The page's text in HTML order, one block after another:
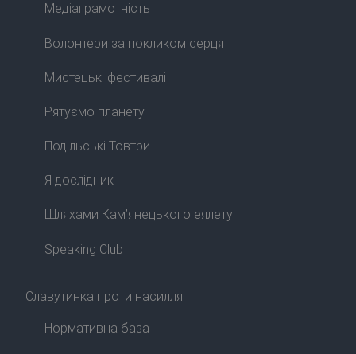
Медіаграмотність
Волонтери за покликом серця
Мистецькі фестивалі
Рятуємо планету
Подільські Товтри
Я дослідник
Шляхами Кам’янецького еялету
Speaking Club
Славутинка проти насилля
Нормативна база